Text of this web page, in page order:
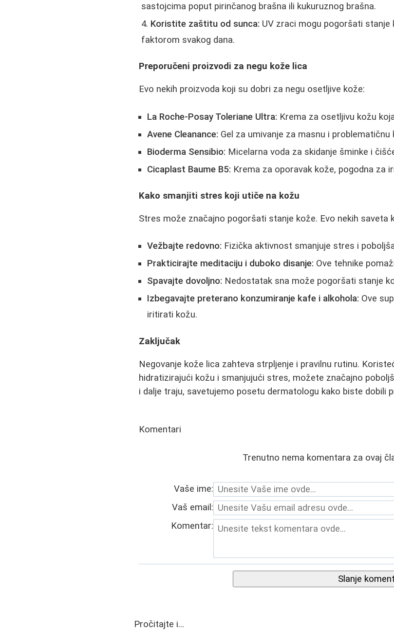
sastojcima poput pirinčanog brašna ili kukuruznog brašna.
Koristite zaštitu od sunca: UV zraci mogu pogoršati
faktorom svakog dana.
Preporučeni proizvodi za negu kože lica
Evo nekih proizvoda koji su dobri za negu osetljive kože:
La Roche-Posay Toleriane Ultra: Krema za osetljivu kožu
Avene Cleanance: Gel za umivanje za masnu i problematičnu
Bioderma Sensibio: Micelarna voda za skidanje šminke i
Cicaplast Baume B5: Krema za oporavak kože, pogodna za
Kako smanjiti stres koji utiče na kožu
Stres može značajno pogoršati stanje kože. Evo nekih saveta
Vežbajte redovno: Fizička aktivnost smanjuje stres i
Prakticirajte meditaciju i duboko disanje: Ove tehnike
Spavajte dovoljno: Nedostatak sna može pogoršati stanje
Izbegavajte preterano konzumiranje kafe i alkohola: Ove
iritirati kožu.
Zaključak
Negovanje kože lica zahteva strpljenje i pravilnu rutinu.
hidratizirajući kožu i smanjujući stres, možete značajno
i dalje traju, savetujemo posetu dermatologu kako biste dobili
Komentari
Trenutno nema komentara za ovaj
Vaše ime:
Vaš email:
Komentar:
Slanje
Pročitajte i...